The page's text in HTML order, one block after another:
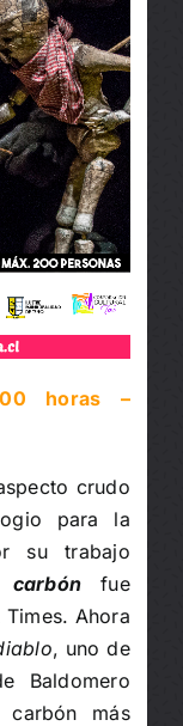
horas –
crudo
para la
su trabajo
carbónfue
Ahora
, uno de
Baldomero
más